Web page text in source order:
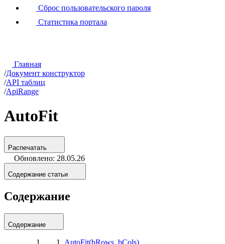
Сброс пользовательского пароля
Статистика портала
Главная
/Документ конструктор
/API таблиц
/ApiRange
AutoFit
Распечатать
Обновлено: 28.05.26
Содержание статьи
Содержание
Содержание
AutoFit(bRows, bCols)